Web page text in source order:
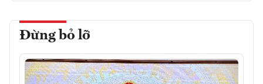
Đừng bỏ lỡ